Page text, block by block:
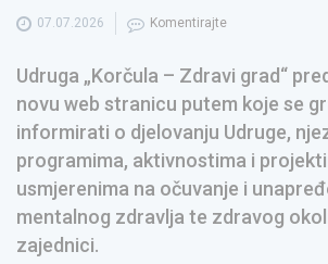
07.07.2026 Komentirajte
Udruga „Korčula – Zdravi grad“
novu web stranicu putem koje se
informirati o djelovanju Udruge,
programima, aktivnostima i
usmjerenima na očuvanje i
mentalnog zdravlja te zdravog
zajednici.